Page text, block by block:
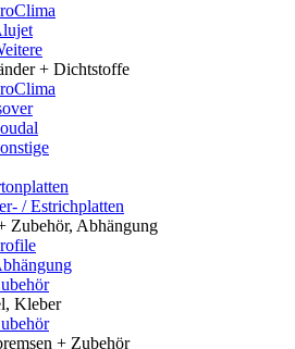
+ Dichtstoffe
/ Estrichplatten
Zubehör, Abhängung
Kleber
+ Zubehör